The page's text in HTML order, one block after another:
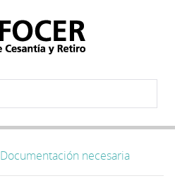
Documentación necesaria